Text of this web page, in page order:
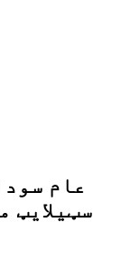
عام